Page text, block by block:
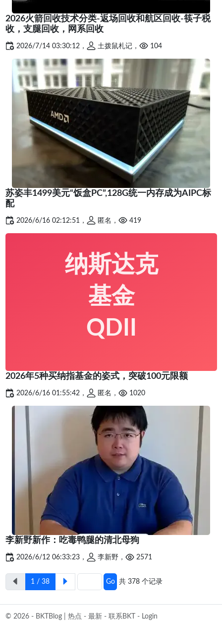
2026火箭回收技术分类-返场回收和航区回收-筷子税
收，支腿回收，网系回收
2026/7/14 03:30:12， 土拨鼠札记， 104
苏姿丰1499美元“饭盒PC”,128G统一内存成为AIPC标
配
2026/6/16 02:12:51， 匿名， 419
纳斯达克
基金
QDII
2026年5种买纳指基金的姿式，突破100元限额
2026/6/16 01:55:42， 匿名， 1020
李新野新作：吃毒鸭腿的清北母狗
2026/6/12 06:33:23， 李新野， 2571
1 / 38 Go 共 378 个记录
© 2026 - BKTBlog | 热点 - 最新- 联系BKT - Login